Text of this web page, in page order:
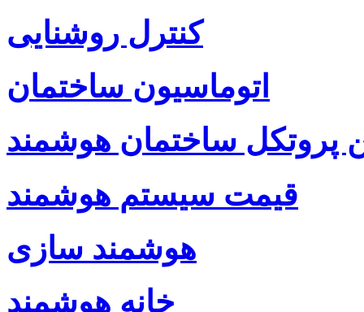
کنترل روشنایی
اتوماسیون ساختمان
پروتکل ساختمان هوشمند
قیمت سیستم هوشمند
هوشمند سازی
خانه هوشمند